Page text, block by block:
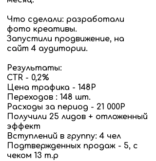
Что сделали: разработали
фото креативы.
Запустили продвижение, на
сайт 4 аудитории.
Результаты:
CTR - 0,2%
Цена трафика - 148Р
Переходов : 148 шт.
Расходы за период - 21 000Р
Получили 25 лидов + отложенный
эффект
Вступлений в группу: 4 чел
Подтвержденных продаж - 5, с
чеком 13 т.р